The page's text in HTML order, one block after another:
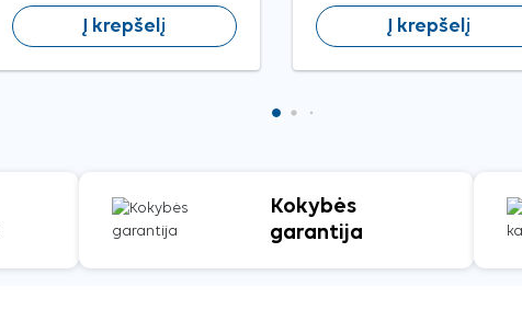
Į krepšelį Į krepšelį
Kokybės
garantija